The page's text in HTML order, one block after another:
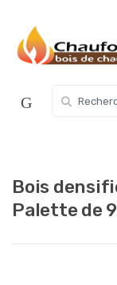
navigation
content
Bois
Palette de